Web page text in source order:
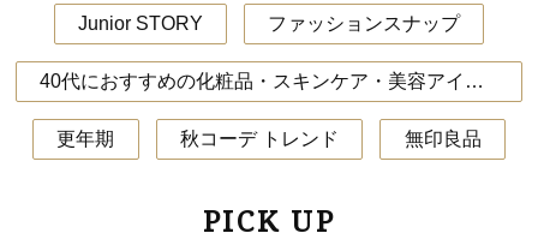
Junior STORY ファッションスナップ
40代におすすめの化粧品・スキンケア・美容アイテム
更年期 秋コーデ トレンド 無印良品
PICK UP